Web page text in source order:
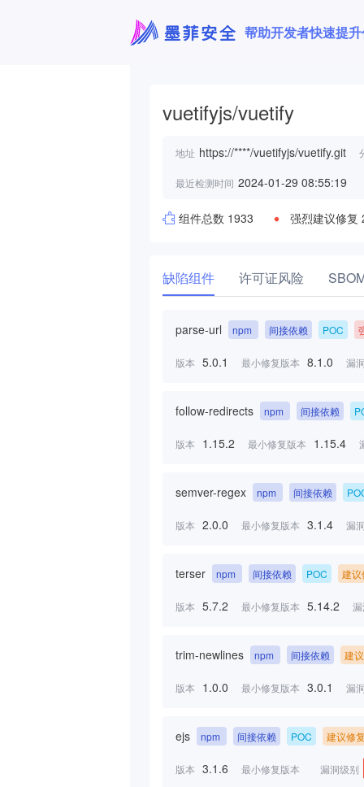
帮助开发者快速提
vuetifyjs/vuetify
地址 https://****/vuetifyjs/vuetify.git
最近检测时间 2024-01-29 08:55:19
组件总数 1933 强烈建议修复
缺陷组件 许可证风险
parse-url npm 间接依赖 POC
版本 5.0.1 最小修复版本 8.1.0 漏
follow-redirects npm 间接依赖
版本 1.15.2 最小修复版本 1.15.4
semver-regex npm 间接依赖
版本 2.0.0 最小修复版本 3.1.4 漏
terser npm 间接依赖 POC 建议
版本 5.7.2 最小修复版本 5.14.2
trim-newlines npm 间接依赖 建
版本 1.0.0 最小修复版本 3.0.1 漏
ejs npm 间接依赖 POC 建议修
版本 3.1.6 最小修复版本 漏洞级别